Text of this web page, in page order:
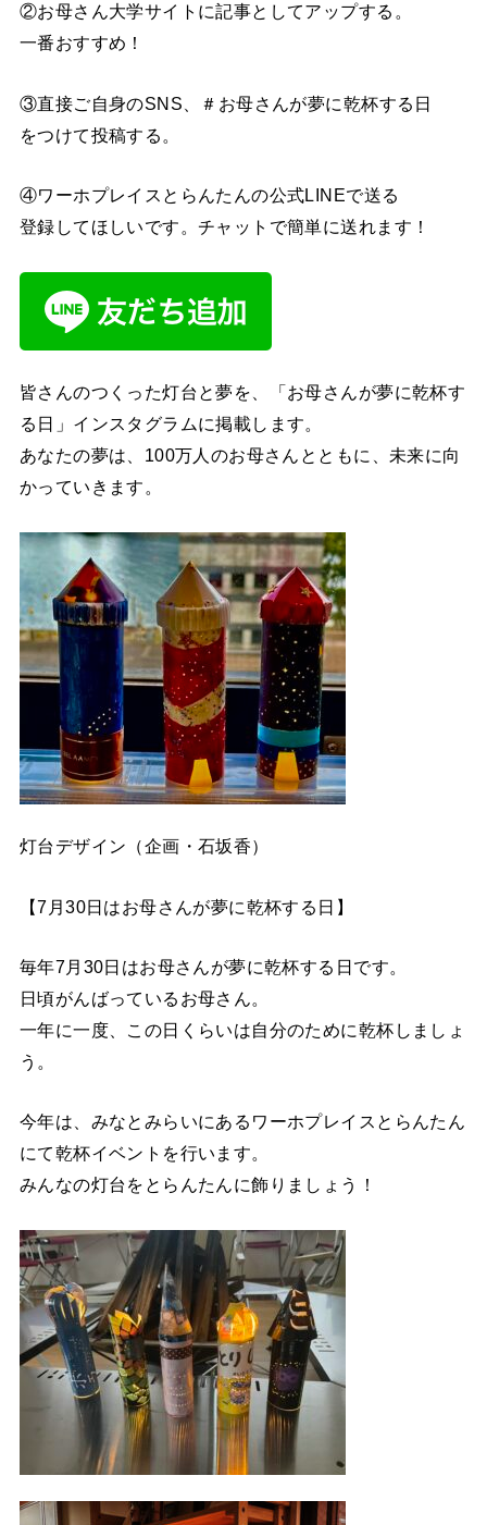
②お母さん大学サイトに記事としてアップする。
一番おすすめ！
③直接ご自身のSNS、＃お母さんが夢に乾杯する日
をつけて投稿する。
④ワーホプレイスとらんたんの公式LINEで送る
登録してほしいです。チャットで簡単に送れます！
皆さんのつくった灯台と夢を、「お母さんが夢に乾杯す
る日」インスタグラムに掲載します。
あなたの夢は、100万人のお母さんとともに、未来に向
かっていきます。
灯台デザイン（企画・石坂香）
【7月30日はお母さんが夢に乾杯する日】
毎年7月30日はお母さんが夢に乾杯する日です。
日頃がんばっているお母さん。
一年に一度、この日くらいは自分のために乾杯しましょ
う。
今年は、みなとみらいにあるワーホプレイスとらんたん
にて乾杯イベントを行います。
みんなの灯台をとらんたんに飾りましょう！